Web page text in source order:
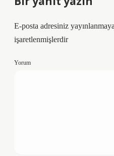
E-posta adresiniz
işaretlenmişlerdir
Yorum